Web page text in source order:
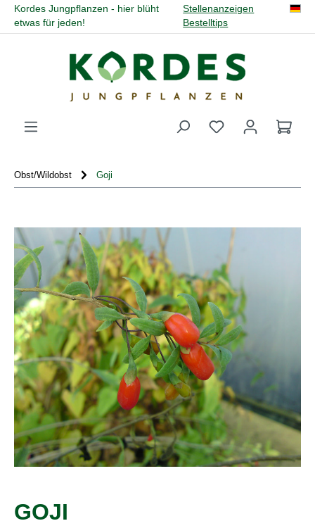
springen
Kordes Jungpflanzen - hier blüht
etwas für jeden!
Stellenanzeigen
Bestelltips
Du hast 0
Obst/Wildobst Goji
GOJI